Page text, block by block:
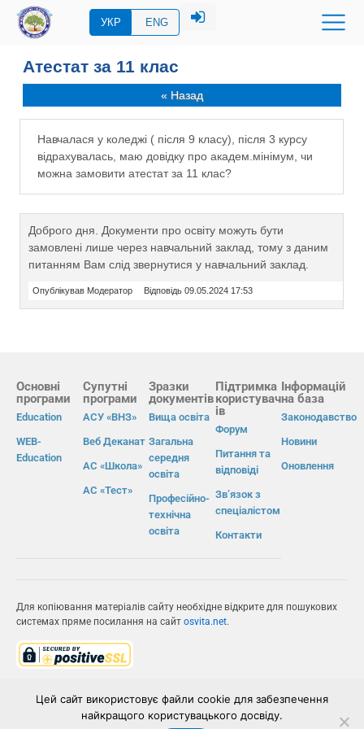
УКР ENG
Атестат за 11 клас
« Назад
Навчалася у коледжі ( після 9 класу), після 3 курсу
відрахувалась, маю довідку про академ.мінімум, чи
можна замовити атестат за 11 клас?
Доброго дня. Документи про освіту можуть бути
замовлені лише через навчальний заклад, тому з даним
питанням Вам слід звернутися у навчальний заклад.
Опублікував Модератор Відповідь 09.05.2024 17:53
Основні
програми
Education
WEB-
Education
Супутні
програми
АСУ «ВНЗ»
Веб Деканат
АС «Школа»
АС «Тест»
Зразки
документів
Вища освіта
Загальна
середня
освіта
Професійно-
технічна
освіта
Підтримка
користувач
ів
Форум
Питання та
відповіді
Зв’язок з
спеціалістом
Контакти
Інформацій
на база
Законодавство
Новини
Оновлення
Для копіювання матеріалів сайту необхідне відкрите для пошукових
системах пряме посилання на сайт osvita.net.
Цей сайт використовує файли cookie для забезпечення
найкращого користувацького досвіду.